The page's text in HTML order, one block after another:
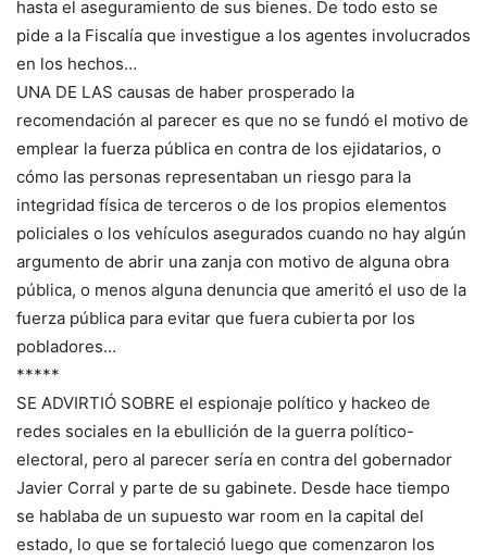
hasta el aseguramiento de sus bienes. De todo esto se
pide a la Fiscalía que investigue a los agentes involucrados
en los hechos…
UNA DE LAS causas de haber prosperado la
recomendación al parecer es que no se fundó el motivo de
emplear la fuerza pública en contra de los ejidatarios, o
cómo las personas representaban un riesgo para la
integridad física de terceros o de los propios elementos
policiales o los vehículos asegurados cuando no hay algún
argumento de abrir una zanja con motivo de alguna obra
pública, o menos alguna denuncia que ameritó el uso de la
fuerza pública para evitar que fuera cubierta por los
pobladores…
*****
SE ADVIRTIÓ SOBRE el espionaje político y hackeo de
redes sociales en la ebullición de la guerra político-
electoral, pero al parecer sería en contra del gobernador
Javier Corral y parte de su gabinete. Desde hace tiempo
se hablaba de un supuesto war room en la capital del
estado, lo que se fortaleció luego que comenzaron los